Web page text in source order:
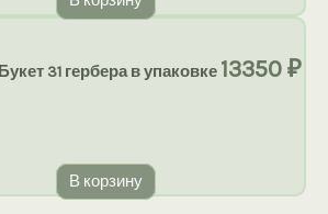
Букет 31 гербера в упаковке 13350₽
В корзину